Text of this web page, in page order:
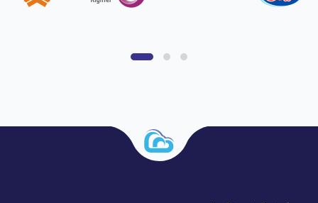
ابری قدرتمند و منابع اختصاصی، شرایطی را ایجاد می‌کند تا
خواهد بود و می‌توانید فعالیت خود را بدون
انتظار آغاز کنید.